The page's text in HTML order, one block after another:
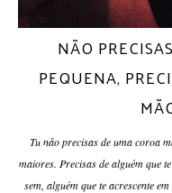
NÃO
PEQUENA,
Tu não precisas de uma coroa
maiores. Precisas de alguém que
sem, alguém que te acrescente